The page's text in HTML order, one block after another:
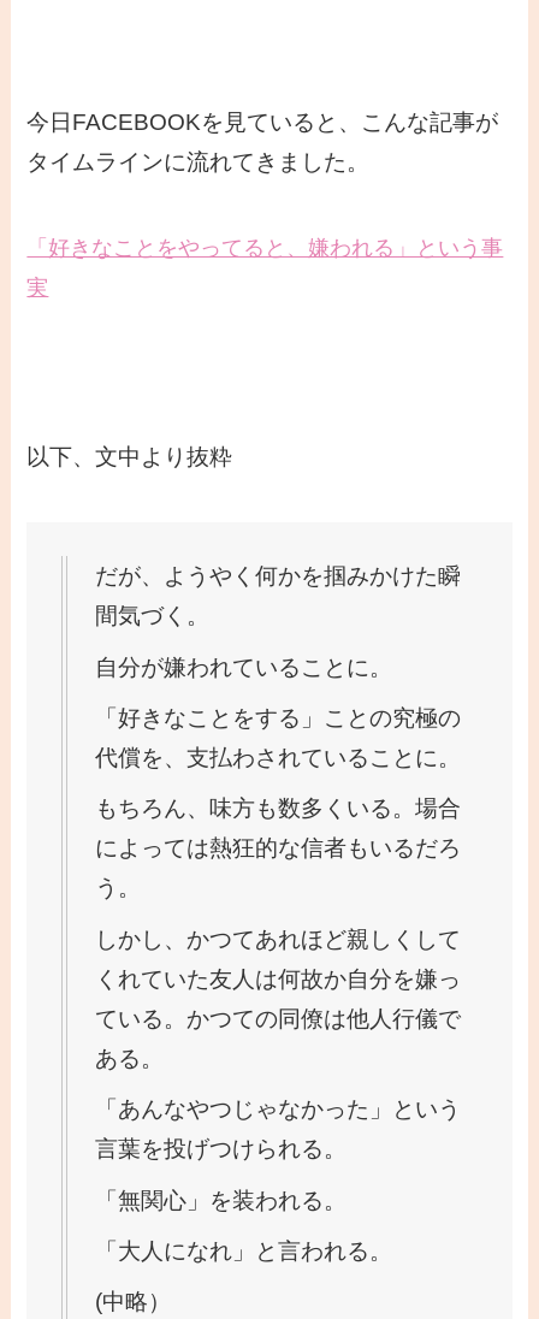
今日FACEBOOKを見ていると、こんな記事が
タイムラインに流れてきました。
「好きなことをやってると、嫌われる」という事
実
以下、文中より抜粋
だが、ようやく何かを掴みかけた瞬
間気づく。
自分が嫌われていることに。
「好きなことをする」ことの究極の
代償を、支払わされていることに。
もちろん、味方も数多くいる。場合
によっては熱狂的な信者もいるだろ
う。
しかし、かつてあれほど親しくして
くれていた友人は何故か自分を嫌っ
ている。かつての同僚は他人行儀で
ある。
「あんなやつじゃなかった」という
言葉を投げつけられる。
「無関心」を装われる。
「大人になれ」と言われる。
(中略）